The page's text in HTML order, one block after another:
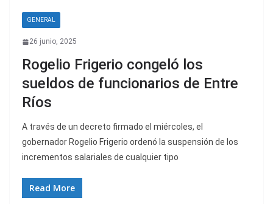
GENERAL
26 junio, 2025
Rogelio Frigerio congeló los
sueldos de funcionarios de Entre
Ríos
A través de un decreto firmado el miércoles, el
gobernador Rogelio Frigerio ordenó la suspensión de los
incrementos salariales de cualquier tipo
Read More